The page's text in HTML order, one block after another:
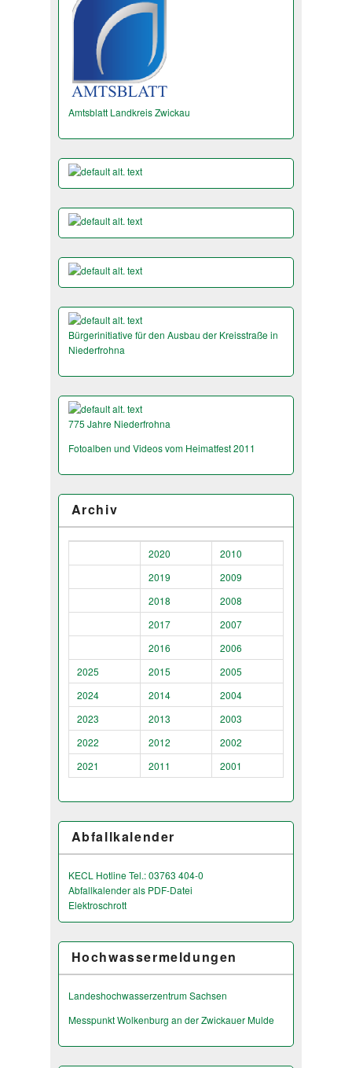
Amtsblatt Landkreis Zwickau
Bürgerinitiative für den Ausbau der Kreisstraße in
Niederfrohna
775 Jahre Niederfrohna
Fotoalben und Videos vom Heimatfest 2011
Archiv
2020
2010
2019
2009
2018
2008
2017
2007
2016
2006
2025
2015
2005
2024
2014
2004
2023
2013
2003
2022
2012
2002
2021
2011 2001
Abfallkalender
KECL Hotline Tel.: 03763 404-0
Abfallkalender als PDF-Datei
Elektroschrott
Hochwassermeldungen
Landeshochwas­serzentrum Sachsen
Messpunkt Wolkenburg an der Zwickauer Mulde